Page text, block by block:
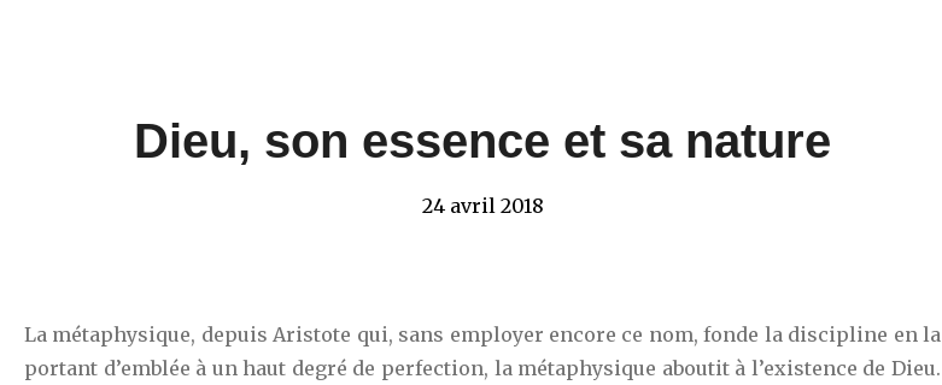
Dieu, son essence et sa nature
24 avril 2018
La métaphysique, depuis Aristote qui, sans employer encore ce nom, fonde la discipline en la
portant d’emblée à un haut degré de perfection, la métaphysique aboutit à l’existence de Dieu.